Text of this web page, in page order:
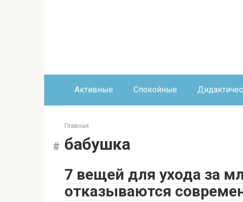
Активные Спокойные
Главная
бабушка
7 вещей для ухода за
отказываются